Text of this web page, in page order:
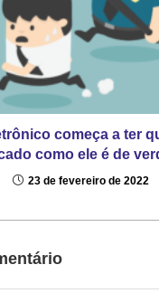
começa a ter
como ele é de
23 de fevereiro de 2022